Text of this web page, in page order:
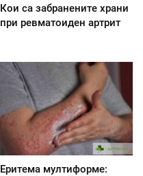
Кои са забранените храни
при ревматоиден артрит
Еритема мултиформе: